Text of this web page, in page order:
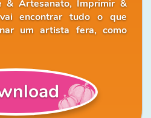
& Artesanato, Imprimir &
encontrar tudo o que
um artista fera, como